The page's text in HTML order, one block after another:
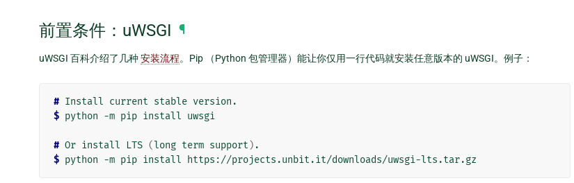
前置条件：uWSGI ¶
uWSGI 百科介绍了几种安装流程。Pip （Python 包管理器）能让你仅用一行代码就安装任意版本的 uWSGI。例子：
# Install current stable
$ python -m pip install uwsgi
# Or install LTS (long term support )
$ python -m pip install